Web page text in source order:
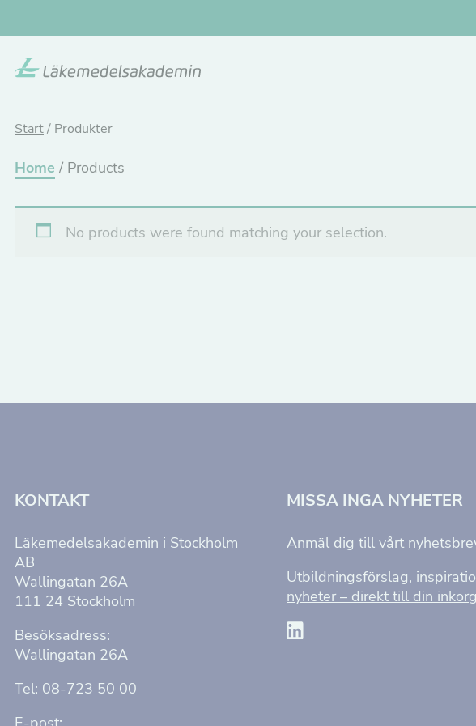
content
Start/ Produkter
Home / Products
No products were found matching your selection.
KONTAKT
Läkemedelsakademin i Stockholm
AB
Wallingatan 26A
111 24 Stockholm
Besöksadress:
Wallingatan 26A
Tel: 08-723 50 00
MISSA INGA NYHETER
Anmäl dig till vårt
Utbildningsförslag,
nyheter – direkt till din